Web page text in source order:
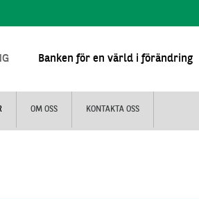
Banken för en värld i förändring
OM OSS KONTAKTA OSS